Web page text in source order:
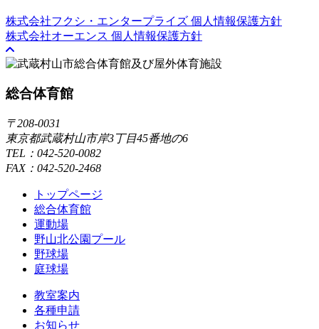
株式会社フクシ・エンタープライズ 個人情報保護方針
株式会社オーエンス 個人情報保護方針
総合体育館
〒208-0031
東京都武蔵村山市岸3丁目45番地の6
TEL：042-520-0082
FAX：042-520-2468
トップページ
総合体育館
運動場
野山北公園プール
野球場
庭球場
教室案内
各種申請
お知らせ